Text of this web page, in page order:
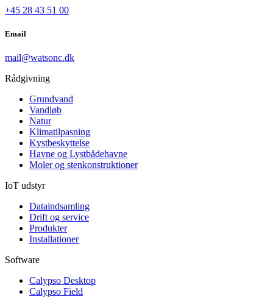
+45 28 43 51 00
Email
mail@watsonc.dk
Rådgivning
Grundvand
Vandløb
Natur
Klimatilpasning
Kystbeskyttelse
Havne og Lystbådehavne
Moler og stenkonstruktioner
IoT udstyr
Dataindsamling
Drift og service
Produkter
Installationer
Software
Calypso Desktop
Calypso Field